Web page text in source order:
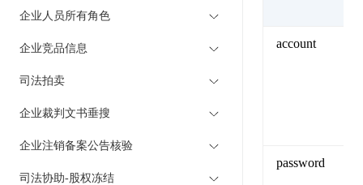
企业人员所有角色
企业竞品信息
司法拍卖
企业裁判文书垂搜
企业注销备案公告核验
司法协助-股权冻结
account
password